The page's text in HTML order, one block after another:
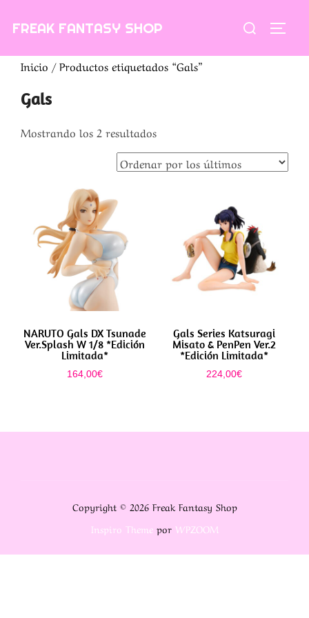
FREAK FANTASY SHOP Buscar:
Inicio / Productos etiquetados “Gals”
Gals
Mostrando los 2 resultadosOrdenado
por
los
NARUTO Gals DX Tsunade
Ver.Splash W 1/8 *Edición
Limitada*
164,00€
Gals Series Katsuragi
Misato & PenPen Ver.2
*Edición Limitada*
224,00€
Copyright © 2026 Freak Fantasy Shop
Inspiro Themepor WPZOOM